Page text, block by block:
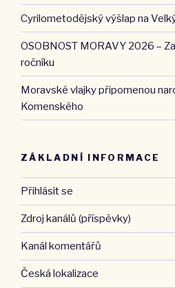
Cyrilometodějský výšlap na
OSOBNOST MORAVY 2026 –
ročníku
Moravské vlajky připomenou
Komenského
ZÁKLADNÍ INFORMACE
Přihlásit se
Zdroj kanálů (příspěvky)
Kanál komentářů
Česká lokalizace